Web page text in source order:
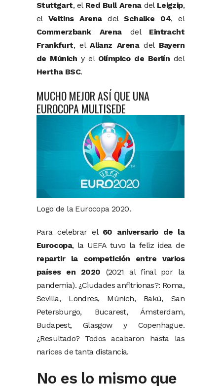
Stuttgart, el Red Bull Arenadel Leigzip,
el Veltins ArenadelSchalke 04, el
Commerzbank Arenadel Eintracht
Frankfurt, elAlianz Arenadel Bayern
de Múnich y el Olímpico de Berlín del
Hertha BSC.
MUCHO MEJOR ASÍ QUE UNA
EUROCOPA MULTISEDE
Logo de la Eurocopa 2020.
Para celebrar el 60 aniversario de la
Eurocopa, la UEFA tuvo la feliz idea de
repartir la competición entre varios
países en 2020 (2021 al final por la
pandemia). ¿Ciudades anfitrionas?: Roma,
Sevilla, Londres, Múnich, Bakú, San
Petersburgo, Bucarest, Ámsterdam,
Budapest, Glasgow y Copenhague.
¿Resultado? Todos acabaron hasta las
narices de tanta distancia.
No es lo mismo que